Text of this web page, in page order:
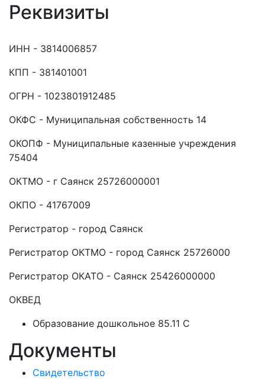
Реквизиты
ИНН - 3814006857
КПП - 381401001
ОГРН - 1023801912485
ОКФС - Муниципальная собственность 14
ОКОПФ - Муниципальные казенные учреждения
75404
ОКТМО - г Саянск 25726000001
ОКПО - 41767009
Регистратор - город Саянск
Регистратор ОКТМО - город Саянск 25726000
Регистратор ОКАТО - Саянск 25426000000
ОКВЕД
Образование дошкольное 85.11 C
Документы
Свидетельство